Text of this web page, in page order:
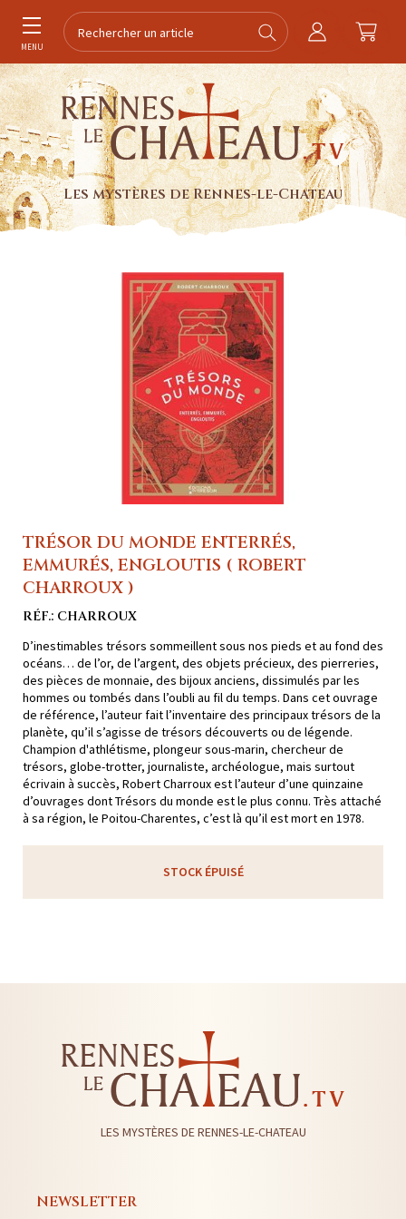
MENU
Les mystères de Rennes-le-Chateau
TRÉSOR DU MONDE ENTERRÉS,
EMMURÉS, ENGLOUTIS ( ROBERT
CHARROUX )
RÉF.: CHARROUX
D’inestimables trésors sommeillent sous nos pieds et au fond des
océans… de l’or, de l’argent, des objets précieux, des pierreries,
des pièces de monnaie, des bijoux anciens, dissimulés par les
hommes ou tombés dans l’oubli au fil du temps. Dans cet ouvrage
de référence, l’auteur fait l’inventaire des principaux trésors de la
planète, qu’il s’agisse de trésors découverts ou de légende.
Champion d'athlétisme, plongeur sous-marin, chercheur de
trésors, globe-trotter, journaliste, archéologue, mais surtout
écrivain à succès, Robert Charroux est l’auteur d’une quinzaine
d’ouvrages dont Trésors du monde est le plus connu. Très attaché
à sa région, le Poitou-Charentes, c’est là qu’il est mort en 1978.
STOCK ÉPUISÉ
LES MYSTÈRES DE RENNES-LE-CHATEAU
NEWSLETTER